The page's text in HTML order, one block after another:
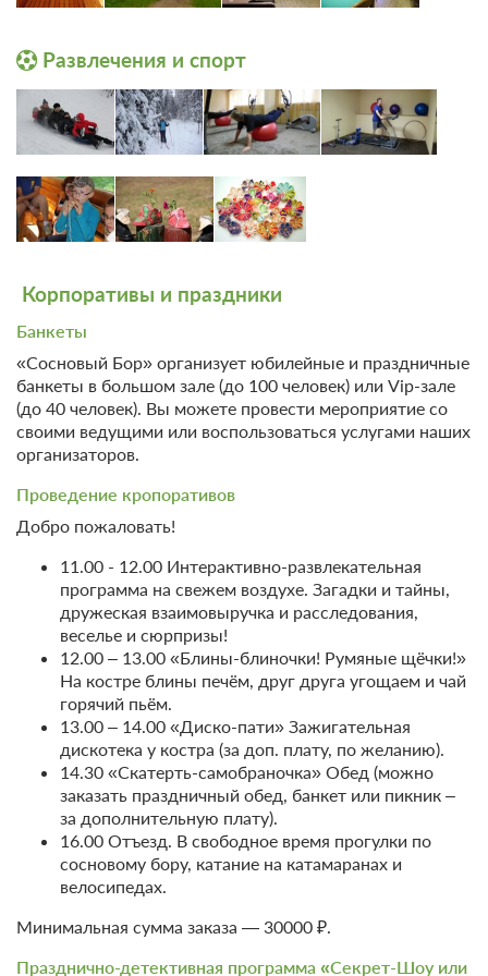
4 гостя
Бронирование по запросу
В стоимость входит:
Оздоровительный отдых с 3-разовым питанием без
При отмене оплата не возвращается
Требуется внесение предоплаты в течение 2 часов
после подтверждения бронирования. Сумма предоплаты
24 480
5 фото
Эко-Стандарт одноместный
16м2
Одна односпальная кровать
Телевизор
Wi-Fi
Ванная комната в номере
1 гость
Бронирование по запросу
В стоимость входит:
Оздоровительный отдых с 3-разовым питанием без
Бадминтон
Тренажерный зал
Бильярд
Развлечения и спорт
Корпоративы и праздники
Банкеты
«Сосновый Бор» организует юбилейные и праздничные
банкеты в большом зале (до 100 человек) или Vip-зале
(до 40 человек). Вы можете провести мероприятие со
своими ведущими или воспользоваться услугами наших
организаторов.
Проведение кропоративов
Добро пожаловать!
11.00 - 12.00 Интерактивно-развлекательная
программа на свежем воздухе. Загадки и тайны,
дружеская взаимовыручка и расследования,
веселье и сюрпризы!
12.00 – 13.00 «Блины-блиночки! Румяные щёчки!»
На костре блины печём, друг друга угощаем и чай
горячий пьём.
13.00 – 14.00 «Диско-пати» Зажигательная
дискотека у костра (за доп. плату, по желанию).
14.30 «Скатерть-самобраночка» Обед (можно
заказать праздничный обед, банкет или пикник –
за дополнительную плату).
16.00 Отъезд. В свободное время прогулки по
сосновому бору, катание на катамаранах и
велосипедах.
Минимальная сумма заказа — 30000 ₽.
Празднично-детективная программа «Секрет-Шоу или